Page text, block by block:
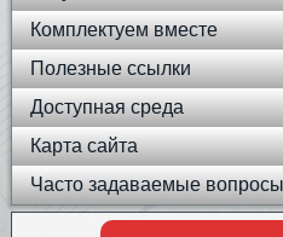
Комплектуем вместе
Полезные ссылки
Доступная среда
Карта сайта
Часто задаваемые